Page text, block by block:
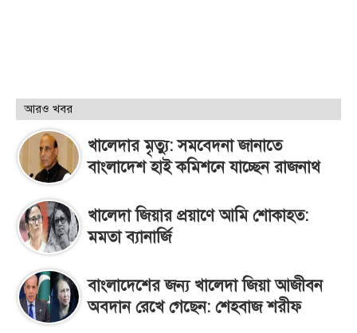
আরও খবর
খালেদার মৃত্যু: সমবেদনা জানাতে
বাংলাদেশ হাই কমিশনে যাচ্ছেন রাজনাথ
খালেদা জিয়ার প্রয়াণে আমি শোকাহত:
মমতা ব্যানার্জি
বাংলাদেশের জন্য খালেদা জিয়া আজীবন
অবদান রেখে গেছেন: শেহবাজ শরীফ